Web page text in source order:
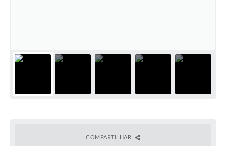
Audiências Públicas
Links
COMPARTILHAR